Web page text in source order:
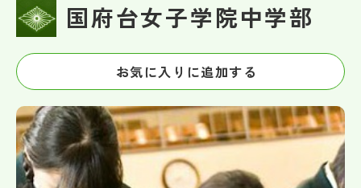
学校動画
私学探検隊
帰国生受験情報
国府台女子学院中学部
お気に入りに追加する